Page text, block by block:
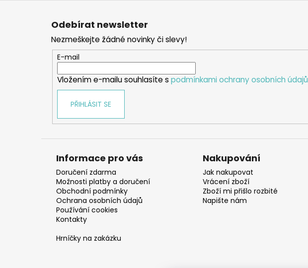
Z
Odebírat newsletter
Nezmeškejte žádné novinky či slevy!
E-mail
Vložením e-mailu souhlasíte s podmínkami ochrany osobních údajů
PŘIHLÁSIT SE
Informace pro vás
Doručení zdarma
Možnosti platby a doručení
Obchodní podmínky
Ochrana osobních údajů
Používání cookies
Kontakty
Hrníčky na zakázku
Nakupování
Jak nakupovat
Vrácení zboží
Zboží mi přišlo rozbité
Napište nám